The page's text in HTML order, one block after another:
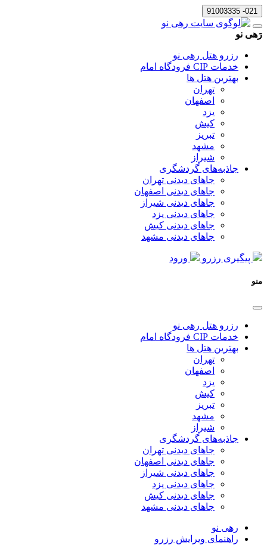
021- 91003335
رَهی نو
رزرو هتل رهی نو
خدمات CIP فرودگاه امام
بهترین هتل ها
تهران
اصفهان
یزد
کیش
تبریز
مشهد
شیراز
جاذبه‌های گردشگری
جاهای دیدنی تهران
جاهای دیدنی اصفهان
جاهای دیدنی شیراز
جاهای دیدنی یزد
جاهای دیدنی کیش
جاهای دیدنی مشهد
پیگیری رزرو ورود
منو
رزرو هتل رهی نو
خدمات CIP فرودگاه امام
بهترین هتل ها
تهران
اصفهان
یزد
کیش
تبریز
مشهد
شیراز
جاذبه‌های گردشگری
جاهای دیدنی تهران
جاهای دیدنی اصفهان
جاهای دیدنی شیراز
جاهای دیدنی یزد
جاهای دیدنی کیش
جاهای دیدنی مشهد
رهی نو
راهنمای ویرایش رزرو